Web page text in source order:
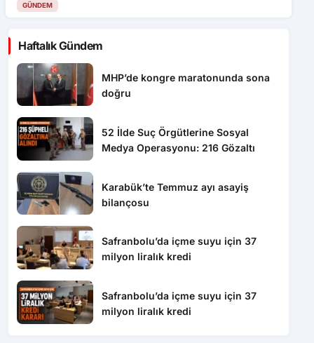
GÜNDEM
Haftalık Gündem
MHP’de kongre maratonunda sona
doğru
52 İlde Suç Örgütlerine Sosyal
Medya Operasyonu: 216 Gözaltı
Karabük’te Temmuz ayı asayiş
bilançosu
Safranbolu’da içme suyu için 37
milyon liralık kredi
Safranbolu’da içme suyu için 37
milyon liralık kredi